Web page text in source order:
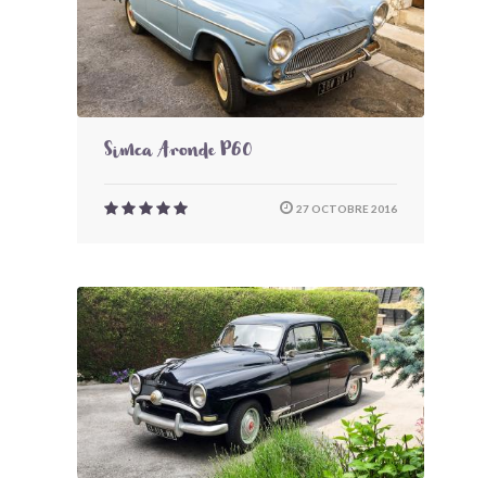
Simca Aronde P60
27 OCTOBRE 2016